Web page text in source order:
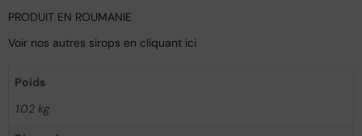
PRODUIT EN ROUMANIE
Voir nos autres sirops en cliquant ici
Poids
1.02 kg